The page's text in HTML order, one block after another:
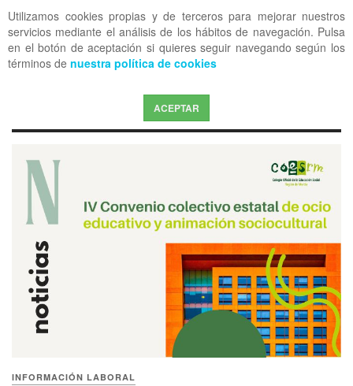
Utilizamos cookies propias y de terceros para mejorar nuestros
servicios mediante el análisis de los hábitos de navegación. Pulsa
en el botón de aceptación si quieres seguir navegando según los
términos de nuestra política de cookies
ACEPTAR
OFF CANVAS
INFORMACIÓN LABORAL